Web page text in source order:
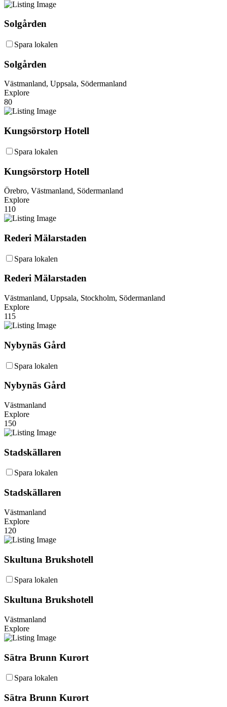
Solgården
Spara lokalen
Solgården
Västmanland, Uppsala, Södermanland
Explore
80
Kungsörstorp Hotell
Spara lokalen
Kungsörstorp Hotell
Örebro, Västmanland, Södermanland
Explore
110
Rederi Mälarstaden
Spara lokalen
Rederi Mälarstaden
Västmanland, Uppsala, Stockholm, Södermanland
Explore
115
Nybynäs Gård
Spara lokalen
Nybynäs Gård
Västmanland
Explore
150
Stadskällaren
Spara lokalen
Stadskällaren
Västmanland
Explore
120
Skultuna Brukshotell
Spara lokalen
Skultuna Brukshotell
Västmanland
Explore
Sätra Brunn Kurort
Spara lokalen
Sätra Brunn Kurort